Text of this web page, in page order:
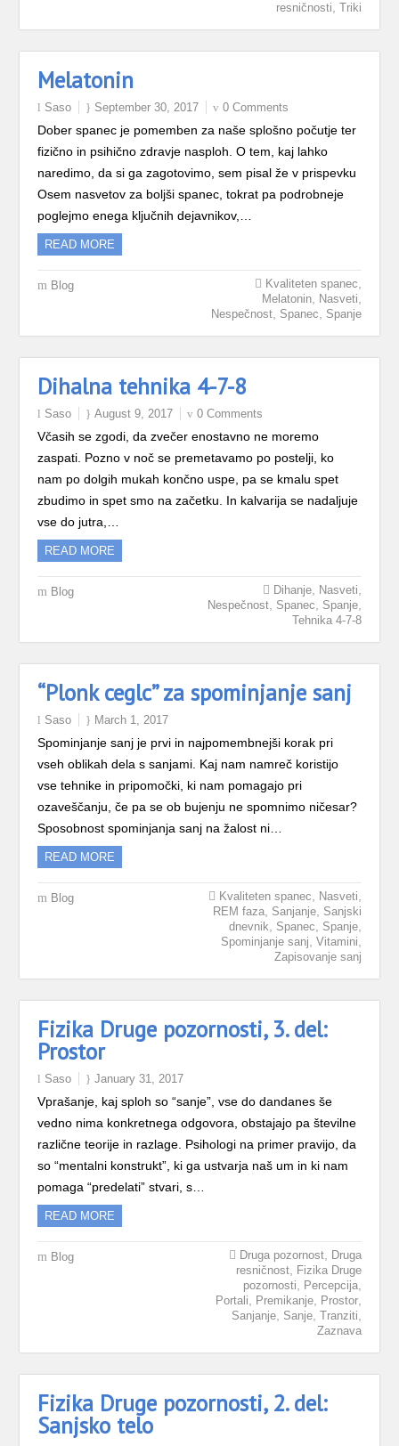
resničnosti Triki
Melatonin
Saso September 30, 2017 0 Comments
Dober spanec je pomemben za naše splošno počutje ter
fizično in psihično zdravje nasploh. O tem, kaj lahko
naredimo, da si ga zagotovimo, sem pisal že v prispevku
Osem nasvetov za boljši spanec, tokrat pa podrobneje
poglejmo enega ključnih dejavnikov,…
READ MORE
Blog Kvaliteten spanec
Melatonin, Nasveti
Nespečnost, Spanec Spanje
Dihalna tehnika 4-7-8
Saso August 9, 2017 0 Comments
Včasih se zgodi, da zvečer enostavno ne moremo
zaspati. Pozno v noč se premetavamo po postelji, ko
nam po dolgih mukah končno uspe, pa se kmalu spet
zbudimo in spet smo na začetku. In kalvarija se nadaljuje
vse do jutra,…
READ MORE
Blog Dihanje, Nasveti
Nespečnost, Spanec Spanje,
Tehnika 4-7-8
“Plonk ceglc” za spominjanje sanj
Saso March 1, 2017
Spominjanje sanj je prvi in najpomembnejši korak pri
vseh oblikah dela s sanjami. Kaj nam namreč koristijo
vse tehnike in pripomočki, ki nam pomagajo pri
ozaveščanju, če pa se ob bujenju ne spomnimo ničesar?
Sposobnost spominjanja sanj na žalost ni…
READ MORE
Blog Kvaliteten spanec Nasveti
REM faza, Sanjanje, Sanjski
dnevnik
Spanec Spanje,
Spominjanje sanj Vitamini
Zapisovanje sanj
Fizika Druge pozornosti, 3. del:
Prostor
Saso January 31, 2017
Vprašanje, kaj sploh so “sanje”, vse do dandanes še
vedno nima konkretnega odgovora, obstajajo pa številne
različne teorije in razlage. Psihologi na primer pravijo, da
so “mentalni konstrukt”, ki ga ustvarja naš um in ki nam
pomaga “predelati” stvari, s…
READ MORE
Blog Druga pozornost,
Druga
resničnost,
Fizika Druge
pozornosti
Percepcija,
Portali Premikanje, Prostor,
Sanjanje, Sanje, Tranziti
Zaznava
Fizika Druge pozornosti, 2. del:
Sanjsko telo